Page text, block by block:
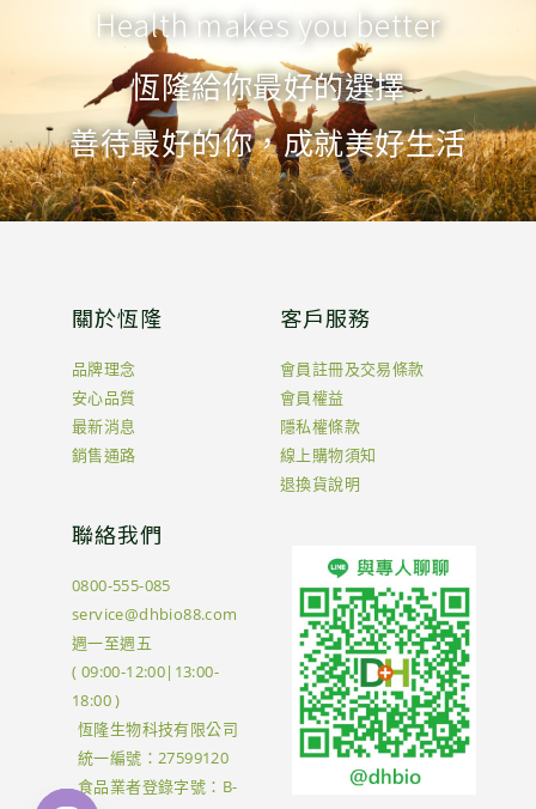
Health makes you better
恆隆給你最好的選擇
善待最好的你，成就美好生活
關於恆隆
品牌理念
安心品質
最新消息
銷售通路
客戶服務
會員註冊及交易條款
會員權益
隱私權條款
線上購物須知
退換貨說明
聯絡我們
0800-555-085
service@dhbio88.com
週一至週五
( 09:00-12:00|13:00-
18:00 )
恆隆生物科技有限公司
統一編號：27599120
食品業者登錄字號：B-